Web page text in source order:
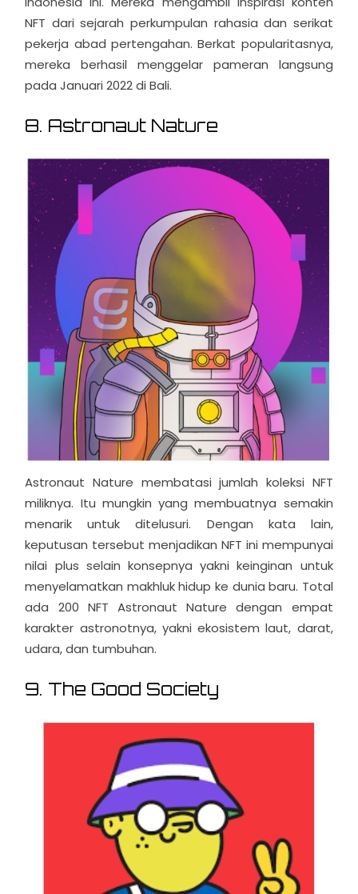
NFT dari sejarah perkumpulan rahasia dan serikat
pekerja abad pertengahan. Berkat popularitasnya,
mereka berhasil menggelar pameran langsung
pada Januari 2022 di Bali.
8. Astronaut Nature
Astronaut Nature membatasi jumlah koleksi NFT
miliknya. Itu mungkin yang membuatnya semakin
menarik untuk ditelusuri. Dengan kata lain,
keputusan tersebut menjadikan NFT ini mempunyai
nilai plus selain konsepnya yakni keinginan untuk
menyelamatkan makhluk hidup ke dunia baru. Total
ada 200 NFT Astronaut Nature dengan empat
karakter astronotnya, yakni ekosistem laut, darat,
udara, dan tumbuhan.
9. The Good Society